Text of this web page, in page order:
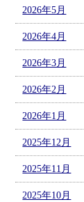
2026年5月
2026年4月
2026年3月
2026年2月
2026年1月
2025年12月
2025年11月
2025年10月